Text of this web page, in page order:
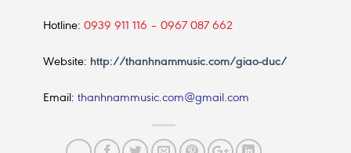
Hotline: 0939 911 116 – 0967 087 662
Website: http://thanhnammusic.com/giao-duc/
Email: thanhnammusic.com@gmail.com